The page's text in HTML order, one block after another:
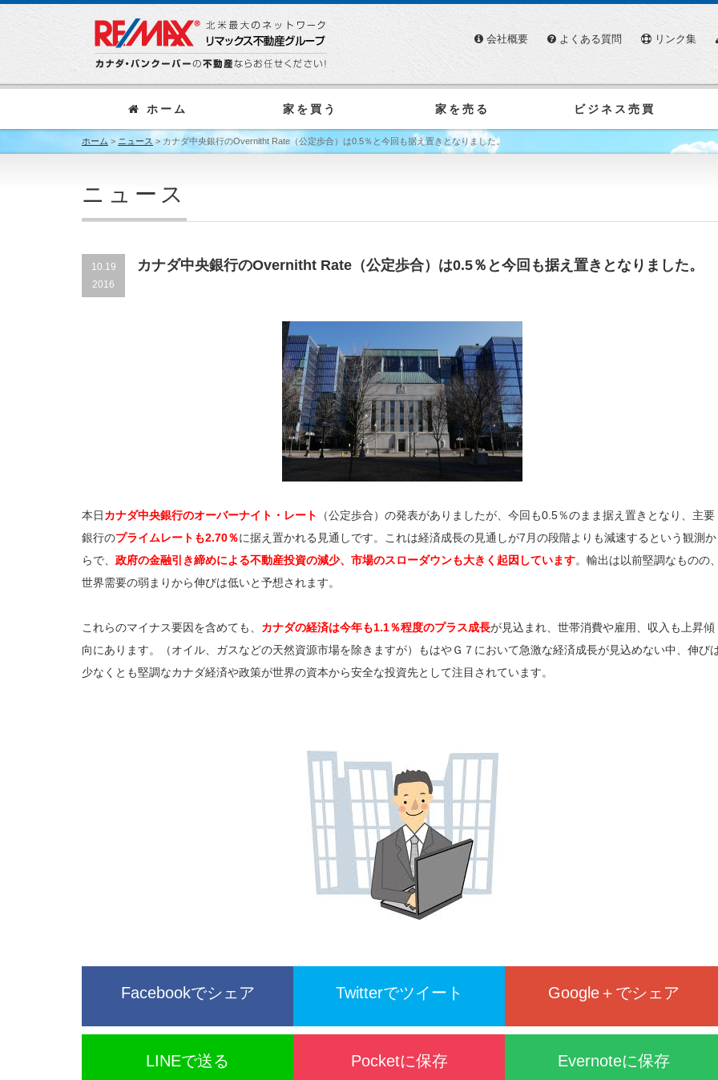
ホーム 家を買う 家を売る ビジネス売買
会社概要 よくある質問 リンク集
ホーム > ニュース> カナダ中央銀行のOvernitht Rate（公定歩合）は0.5％と今回も据え置きとなりました。
ニュース
10.19
2016
カナダ中央銀行のOvernitht Rate（公定歩合）は0.5％と今回も据え置きとなりました。
本日カナダ中央銀行のオーバーナイト・レート
（公定歩合）の発表がありましたが、今回も0.5％のまま据え置きとなり、主要
銀行のプライムレートも2.70％に据え置かれる見通しです。これは経済成長の見通しが7月の段階よりも減速するという観測か
らで、 政府の金融引き締めによる不動産投資の減少、市場のスローダウンも大きく起因しています。輸出は以前堅調なものの
世界需要の弱まりから伸びは低いと予想されます。
これらのマイナス要因を含めても、 カナダの経済は今年も1.1％程度のプラス成長が見込まれ、世帯消費や雇用、収入も上昇傾
向にあります。（オイル、ガスなどの天然資源市場を除きますが）もはやＧ７において急激な経済成長が見込めない中、伸び
少なくとも堅調なカナダ経済や政策が世界の資本から安全な投資先として注目されています。
Facebookでシェア Twitterでツイート Google＋でシェア
LINEで送る Pocketに保存 Evernoteに保存